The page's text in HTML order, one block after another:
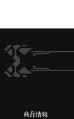
ヴァンガードch
商品情報